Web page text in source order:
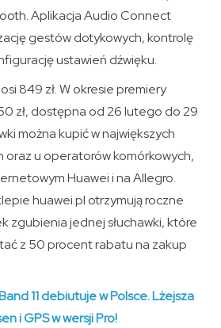
Aplikacja Audio Connect
gestów dotykowych, kontrolę
ustawień dźwięku.
849 zł. W okresie premiery
zł, dostępna od 26 lutego do 29
można kupić w największych
oraz u operatorów komórkowych,
Huawei i na Allegro.
huawei.pl otrzymują roczne
zgubienia jednej słuchawki, które
z 50 procent rabatu na zakup
11 debiutuje w Polsce. Lżejsza
i GPS w wersji Pro!